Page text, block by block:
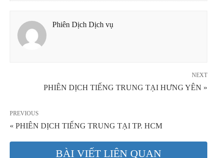
Phiên Dịch Dịch vụ
NEXT
PHIÊN DỊCH TIẾNG TRUNG TẠI HƯNG YÊN »
PREVIOUS
« PHIÊN DỊCH TIẾNG TRUNG TẠI TP. HCM
BÀI VIẾT LIÊN QUAN